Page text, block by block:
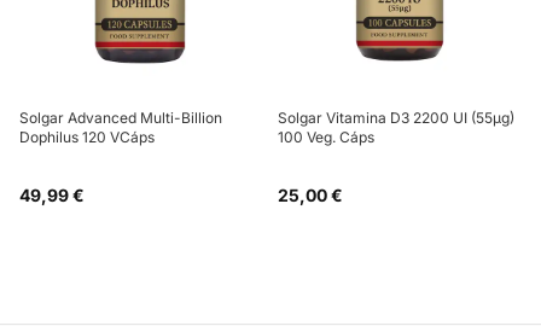
Solgar Advanced Multi-Billion
Dophilus 120 VCáps
49,99 €
Solgar Vitamina D3 2200 UI (55µg)
100 Veg. Cáps
25,00 €